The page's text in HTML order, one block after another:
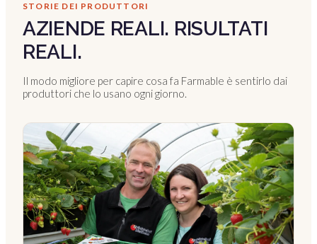
STORIE DEI PRODUTTORI
AZIENDE REALI. RISULTATI
REALI.
Il modo migliore per capire cosa fa Farmable è sentirlo dai
produttori che lo usano ogni giorno.